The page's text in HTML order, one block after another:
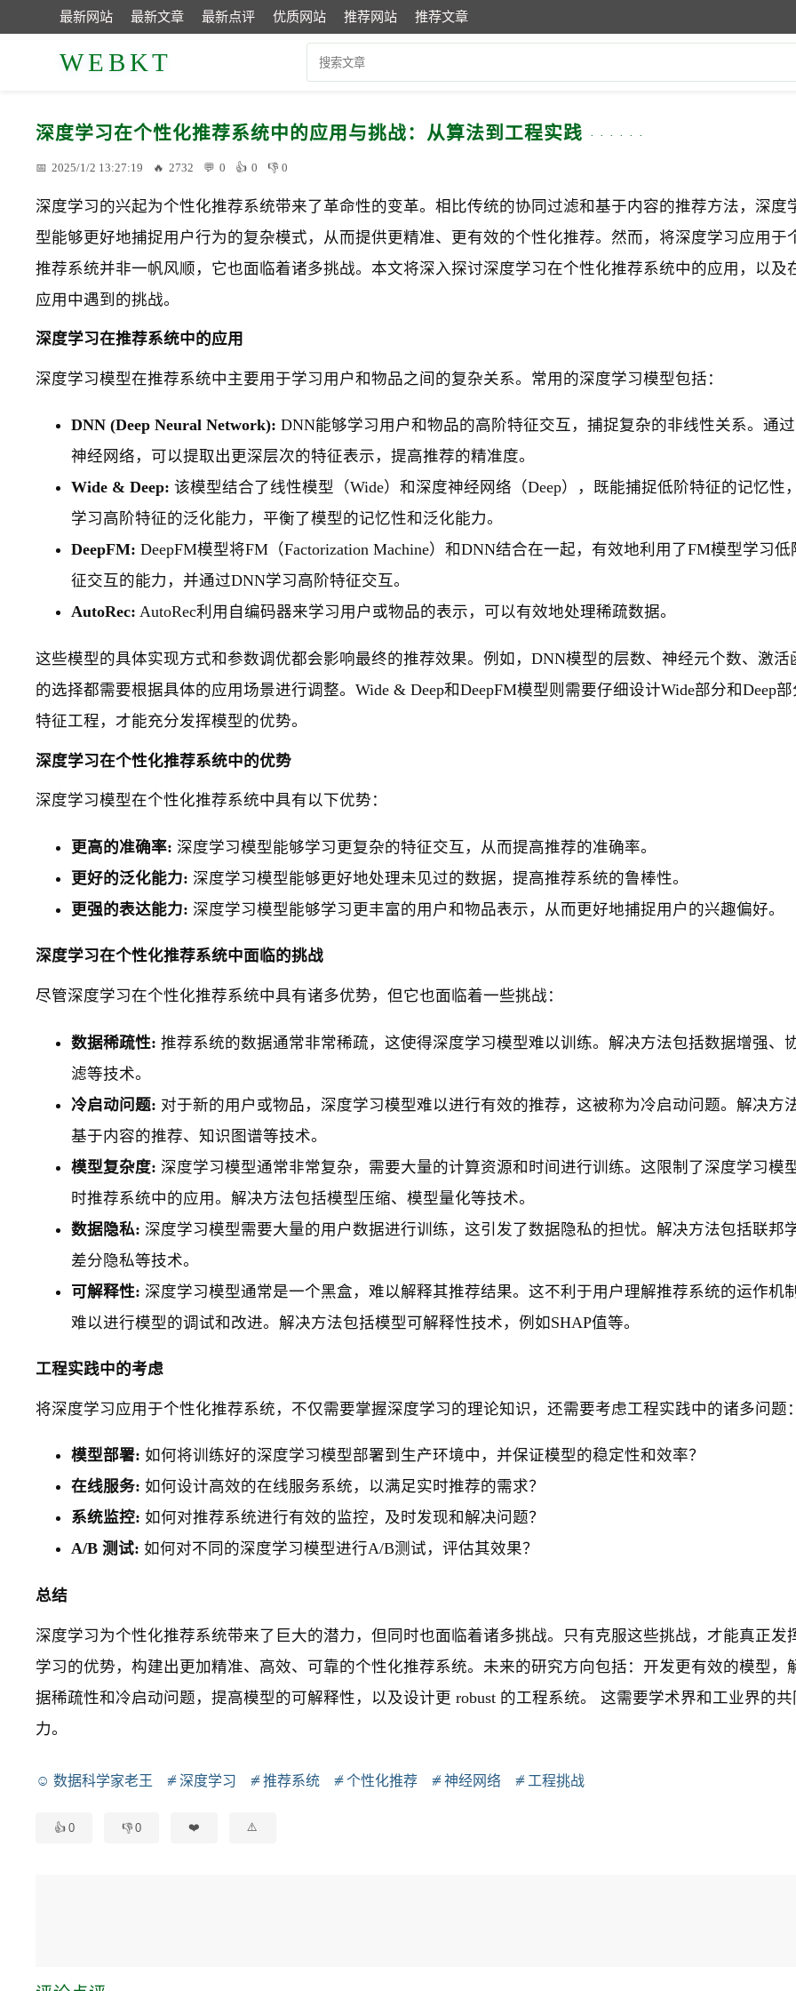
最新网站 最新文章 最新点评 优质网站 推荐网站 推荐文章
WEBKT
深度学习在个性化推荐系统中的应用与挑战：从算法到工程实践
2025/1/2 13:27:19 2732 0 0 0
深度学习的兴起为个性化推荐系统带来了革命性的变革。相比传统的协同过滤和基于内容的推荐方法，深度
型能够更好地捕捉用户行为的复杂模式，从而提供更精准、更有效的个性化推荐。然而，将深度学习应用于
推荐系统并非一帆风顺，它也面临着诸多挑战。本文将深入探讨深度学习在个性化推荐系统中的应用，以及
应用中遇到的挑战。
深度学习在推荐系统中的应用
深度学习模型在推荐系统中主要用于学习用户和物品之间的复杂关系。常用的深度学习模型包括：
DNN (Deep Neural Network): DNN能够学习用户和物品的高阶特征交互，捕捉复杂的非线性关系。通
神经网络，可以提取出更深层次的特征表示，提高推荐的精准度。
Wide & Deep: 该模型结合了线性模型（Wide）和深度神经网络（Deep），既能捕捉低阶特征的记忆性
学习高阶特征的泛化能力，平衡了模型的记忆性和泛化能力。
DeepFM: DeepFM模型将FM（Factorization Machine）和DNN结合在一起，有效地利用了FM模型学习低
征交互的能力，并通过DNN学习高阶特征交互。
AutoRec: AutoRec利用自编码器来学习用户或物品的表示，可以有效地处理稀疏数据。
这些模型的具体实现方式和参数调优都会影响最终的推荐效果。例如，DNN模型的层数、神经元个数、激活
的选择都需要根据具体的应用场景进行调整。Wide & Deep和DeepFM模型则需要仔细设计Wide部分和Deep部
特征工程，才能充分发挥模型的优势。
深度学习在个性化推荐系统中的优势
深度学习模型在个性化推荐系统中具有以下优势：
更高的准确率: 深度学习模型能够学习更复杂的特征交互，从而提高推荐的准确率。
更好的泛化能力: 深度学习模型能够更好地处理未见过的数据，提高推荐系统的鲁棒性。
更强的表达能力: 深度学习模型能够学习更丰富的用户和物品表示，从而更好地捕捉用户的兴趣偏好。
深度学习在个性化推荐系统中面临的挑战
尽管深度学习在个性化推荐系统中具有诸多优势，但它也面临着一些挑战：
数据稀疏性: 推荐系统的数据通常非常稀疏，这使得深度学习模型难以训练。解决方法包括数据增强、
滤等技术。
冷启动问题: 对于新的用户或物品，深度学习模型难以进行有效的推荐，这被称为冷启动问题。解决方
基于内容的推荐、知识图谱等技术。
模型复杂度: 深度学习模型通常非常复杂，需要大量的计算资源和时间进行训练。这限制了深度学习模
时推荐系统中的应用。解决方法包括模型压缩、模型量化等技术。
数据隐私: 深度学习模型需要大量的用户数据进行训练，这引发了数据隐私的担忧。解决方法包括联邦学
差分隐私等技术。
可解释性: 深度学习模型通常是一个黑盒，难以解释其推荐结果。这不利于用户理解推荐系统的运作机
难以进行模型的调试和改进。解决方法包括模型可解释性技术，例如SHAP值等。
工程实践中的考虑
将深度学习应用于个性化推荐系统，不仅需要掌握深度学习的理论知识，还需要考虑工程实践中的诸多问题：
模型部署: 如何将训练好的深度学习模型部署到生产环境中，并保证模型的稳定性和效率？
在线服务: 如何设计高效的在线服务系统，以满足实时推荐的需求？
系统监控: 如何对推荐系统进行有效的监控，及时发现和解决问题？
A/B 测试: 如何对不同的深度学习模型进行A/B测试，评估其效果？
总结
深度学习为个性化推荐系统带来了巨大的潜力，但同时也面临着诸多挑战。只有克服这些挑战，才能真正发
学习的优势，构建出更加精准、高效、可靠的个性化推荐系统。未来的研究方向包括：开发更有效的模型，
据稀疏性和冷启动问题，提高模型的可解释性，以及设计更 robust 的工程系统。 这需要学术界和工业界的共
力。
数据科学家老王 深度学习 推荐系统 个性化推荐 神经网络 工程挑战
0 0